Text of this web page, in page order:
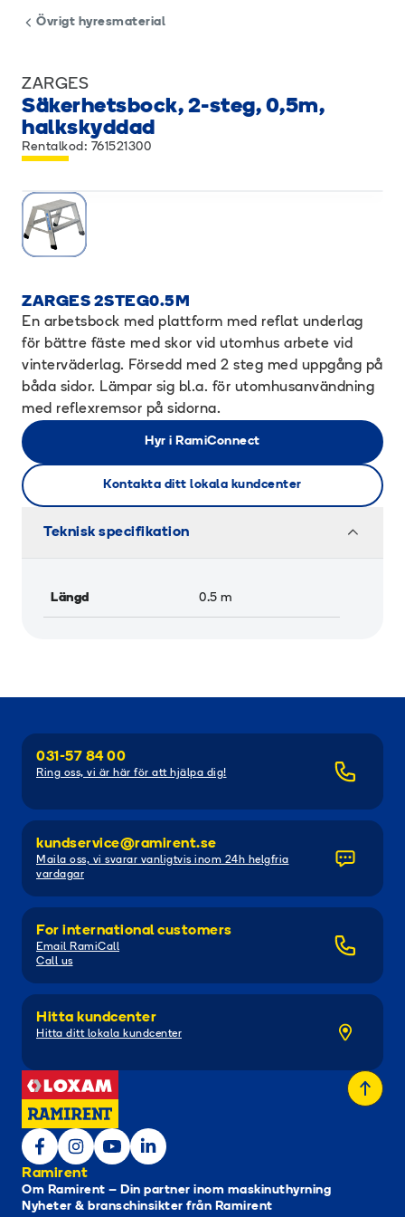
Övrigt hyresmaterial
ZARGES
Säkerhetsbock, 2-steg, 0,5m,
halkskyddad
Rentalkod: 761521300
ZARGES 2STEG0.5M
En arbetsbock med plattform med reflat underlag
för bättre fäste med skor vid utomhus arbete vid
vinterväderlag. Försedd med 2 steg med uppgång på
båda sidor. Lämpar sig bl.a. för utomhusanvändning
med reflexremsor på sidorna.
Hyr i RamiConnect
Kontakta ditt lokala kundcenter
Teknisk specifikation
Längd 0.5 m
031-57 84 00
Ring oss, vi är här för att hjälpa dig!
kundservice@ramirent.se
Maila oss, vi svarar vanligtvis inom 24h helgfria
vardagar
For international customers
Email RamiCall
Call us
Hitta kundcenter
Hitta ditt lokala kundcenter
Ramirent
Om Ramirent – Din partner inom maskinuthyrning
Nyheter & branschinsikter från Ramirent